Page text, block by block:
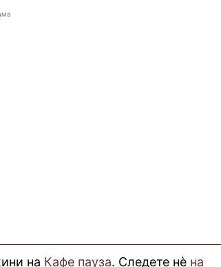
на Кафе пауза. Следете нè на